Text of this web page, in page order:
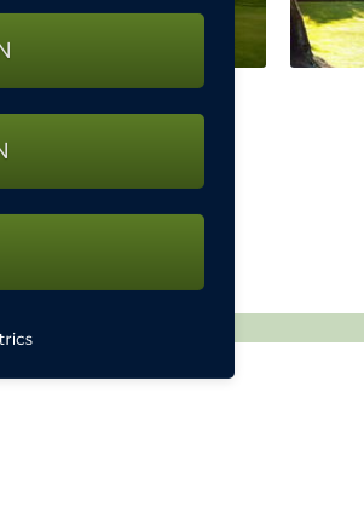
der Übungsbälle besteht nicht.